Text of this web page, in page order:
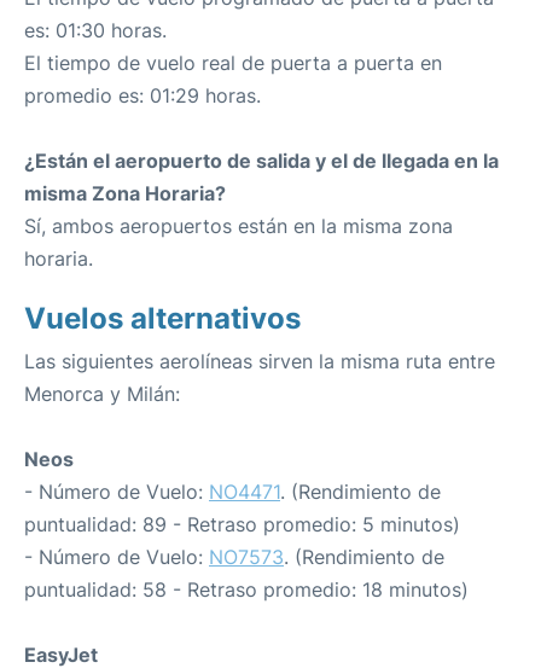
es: 01:30 horas.
El tiempo de vuelo real de puerta a puerta en
promedio es: 01:29 horas.
¿Están el aeropuerto de salida y el de llegada en la
misma Zona Horaria?
Sí, ambos aeropuertos están en la misma zona
horaria.
Vuelos alternativos
Las siguientes aerolíneas sirven la misma ruta entre
Menorca y Milán:
Neos
- Número de Vuelo: NO4471. (Rendimiento de
puntualidad: 89 - Retraso promedio: 5 minutos)
- Número de Vuelo: NO7573. (Rendimiento de
puntualidad: 58 - Retraso promedio: 18 minutos)
EasyJet